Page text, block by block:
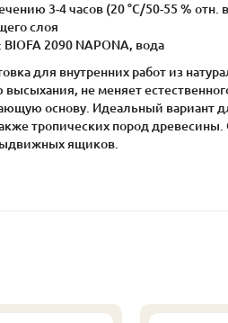
3-4 часов (20 °С/50-55 % отн.
слоя
2090 NAPONA, вода
для внутренних работ из
не меняет
основу. Идеальный вариант
тропических пород
ящиков.